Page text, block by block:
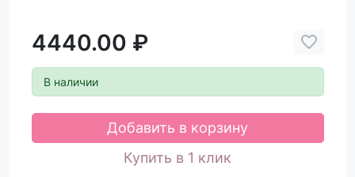
4440.00 ₽
В наличии
Добавить в корзину
Купить в 1 клик